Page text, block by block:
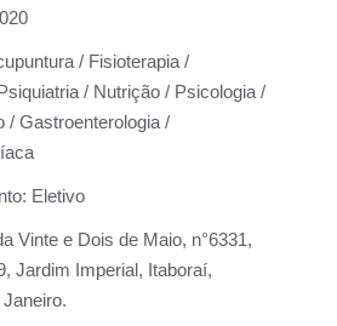
/ Fisioterapia /
/ Nutrição / Psicologia /
/ Gastroenterologia /
Eletivo
Vinte e Dois de Maio, n°6331,
Jardim Imperial, Itaboraí,